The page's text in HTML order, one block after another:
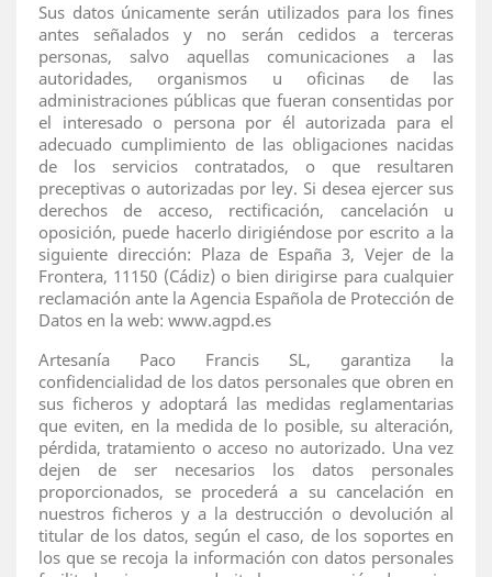
Sus datos únicamente serán utilizados para los fines
antes señalados y no serán cedidos a terceras
personas, salvo aquellas comunicaciones a las
autoridades, organismos u oficinas de las
administraciones públicas que fueran consentidas por
el interesado o persona por él autorizada para el
adecuado cumplimiento de las obligaciones nacidas
de los servicios contratados, o que resultaren
preceptivas o autorizadas por ley. Si desea ejercer sus
derechos de acceso, rectificación, cancelación u
oposición, puede hacerlo dirigiéndose por escrito a la
siguiente dirección: Plaza de España 3, Vejer de la
Frontera, 11150 (Cádiz) o bien dirigirse para cualquier
reclamación ante la Agencia Española de Protección de
Datos en la web: www.agpd.es
Artesanía Paco Francis SL, garantiza la
confidencialidad de los datos personales que obren en
sus ficheros y adoptará las medidas reglamentarias
que eviten, en la medida de lo posible, su alteración,
pérdida, tratamiento o acceso no autorizado. Una vez
dejen de ser necesarios los datos personales
proporcionados, se procederá a su cancelación en
nuestros ficheros y a la destrucción o devolución al
titular de los datos, según el caso, de los soportes en
los que se recoja la información con datos personales